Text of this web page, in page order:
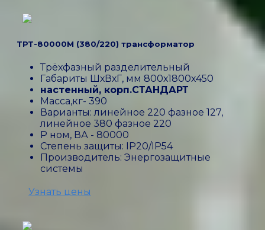
ТРТ-80000М (380/220) трансформатор
Трёхфазный разделительный
Габариты ШхВхГ, мм 800х1800х450
настенный, корп.СТАНДАРТ
Масса,кг- 390
Варианты: линейное 220 фазное 127,
линейное 380 фазное 220
P ном, ВА - 80000
Степень защиты: IP20/IP54
Производитель: Энергозащитные
системы
Узнать цены